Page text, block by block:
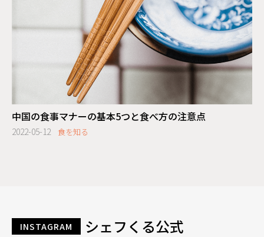
中国の食事マナーの基本5つと食べ方の注意点
2022-05-12 食を知る
INSTAGRAM シェフくる公式